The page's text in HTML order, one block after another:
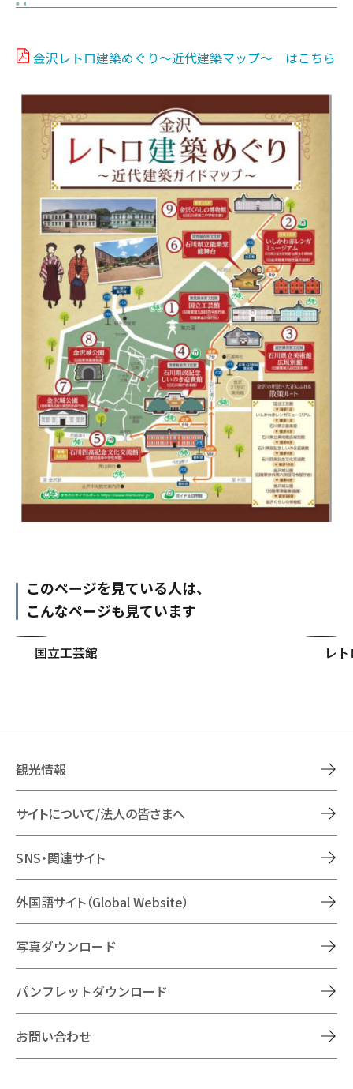
金沢レトロ建築めぐり～近代建築マップ～ はこちら
このページを見ている人は、
こんなページも見ています
国立工芸館 レ
観光情報
サイトについて/法人の皆さまへ
SNS・関連サイト
外国語サイト（Global Website）
写真ダウンロード
パンフレットダウンロード
お問い合わせ